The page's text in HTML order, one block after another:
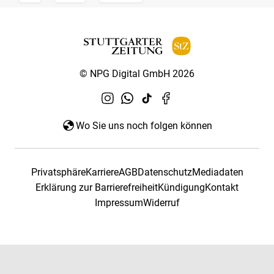
© NPG Digital GmbH 2026
Wo Sie uns noch folgen können
PrivatsphäreKarriereAGBDatenschutzMediadaten
Erklärung zur BarrierefreiheitKündigungKontakt
ImpressumWiderruf